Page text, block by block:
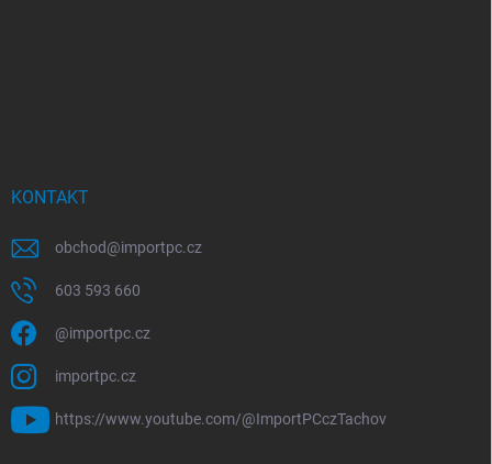
KONTAKT
obchod@importpc.cz
603 593 660
@importpc.cz
importpc.cz
https://www.youtube.com/@ImportPCczTachov